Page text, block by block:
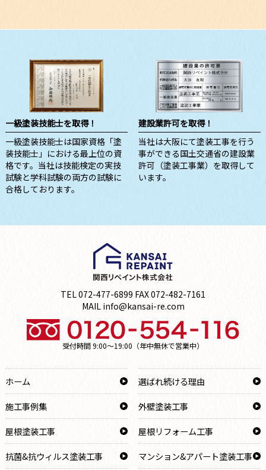
一級塗装技能士を取得！
一級塗装技能士は国家資格「塗
装技能士」における最上位の資
格です。当社は技能検定の実技
試験と学科試験の両方の試験に
合格しております。
建設業許可を取得！
当社は大阪にて塗装工事を行う
事ができる国土交通省の建設業
許可（塗装工事業）を取得して
います。
TEL 072-477-6899 FAX 072-482-7161
MAIL info@kansai-re.com
受付時間 9:00～19:00（年中無休で営業中）
ホーム
選ばれ続ける理由
施工事例集
外壁塗装工事
屋根塗装工事
屋根リフォーム工事
抗菌&抗ウィルス塗装工事
マンション&アパート塗装工事